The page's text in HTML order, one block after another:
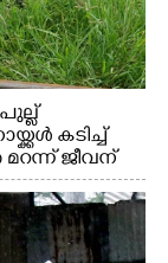
കടിച്ച്
ജീവന്